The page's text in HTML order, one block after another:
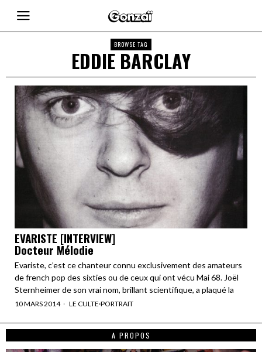
BROWSE TAG
EDDIE BARCLAY
EVARISTE [INTERVIEW]
Docteur Mélodie
Evariste, c’est ce chanteur connu exclusivement des amateurs
de french pop des sixties ou de ceux qui ont vécu Mai 68. Joël
Sternheimer de son vrai nom, brillant scientifique, a plaqué la
10 MARS 2014 LE CULTE·PORTRAIT
A PROPOS